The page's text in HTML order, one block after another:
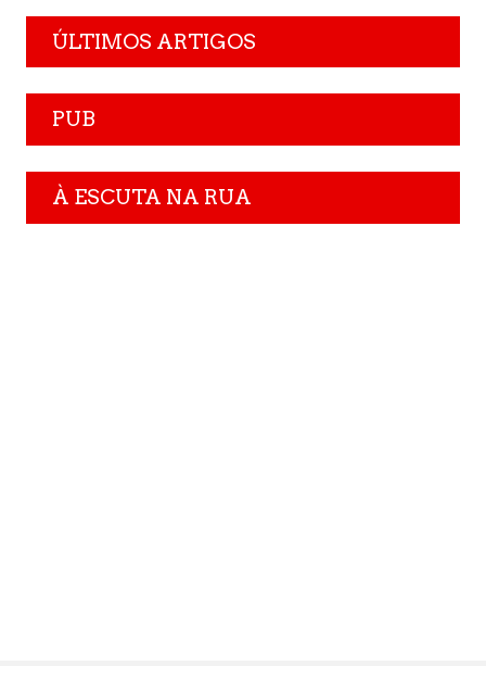
ÚLTIMOS ARTIGOS
PUB
À ESCUTA NA RUA